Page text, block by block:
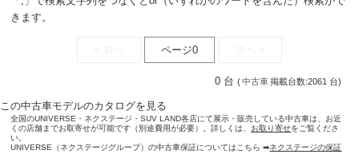
きます。
ページ0
0 台 (中古車掲載台数:2061 台)
この中古車モデルのカタログを見る
全国のUNIVERSE・ネクステージ・SUV LAND各店にて展示・販売している中古車は、お近
くの店舗までお取寄せが可能です（別途費用が必要）。詳しくは、 お取り寄せをご覧くださ
い。
UNIVERSE（ネクステージグループ）の中古車保証についてはこちら ➡ネクステージの保証